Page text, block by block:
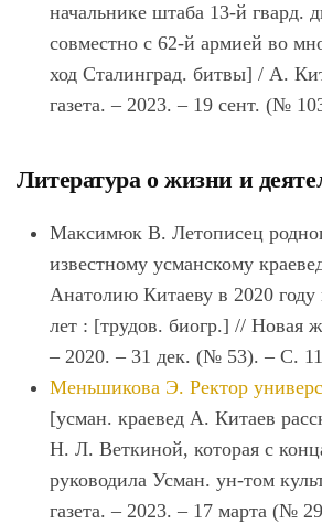
начальнике штаба 13-й гвард.
совместно с 62-й армией во
ход Сталинград. битвы] / А.
газета. – 2023. – 19 сент. (№
Литература о жизни и
Максимюк В. Летописец
известному усманскому
Анатолию Китаеву в 2020
лет : [трудов. биогр.] // Новая
– 2020. – 31 дек. (№ 53). – С.
Меньшикова Э. Ректор
[усман. краевед А. Китаев
Н. Л. Веткиной, которая с
руководила Усман. ун-том
газета. – 2023. – 17 марта (№